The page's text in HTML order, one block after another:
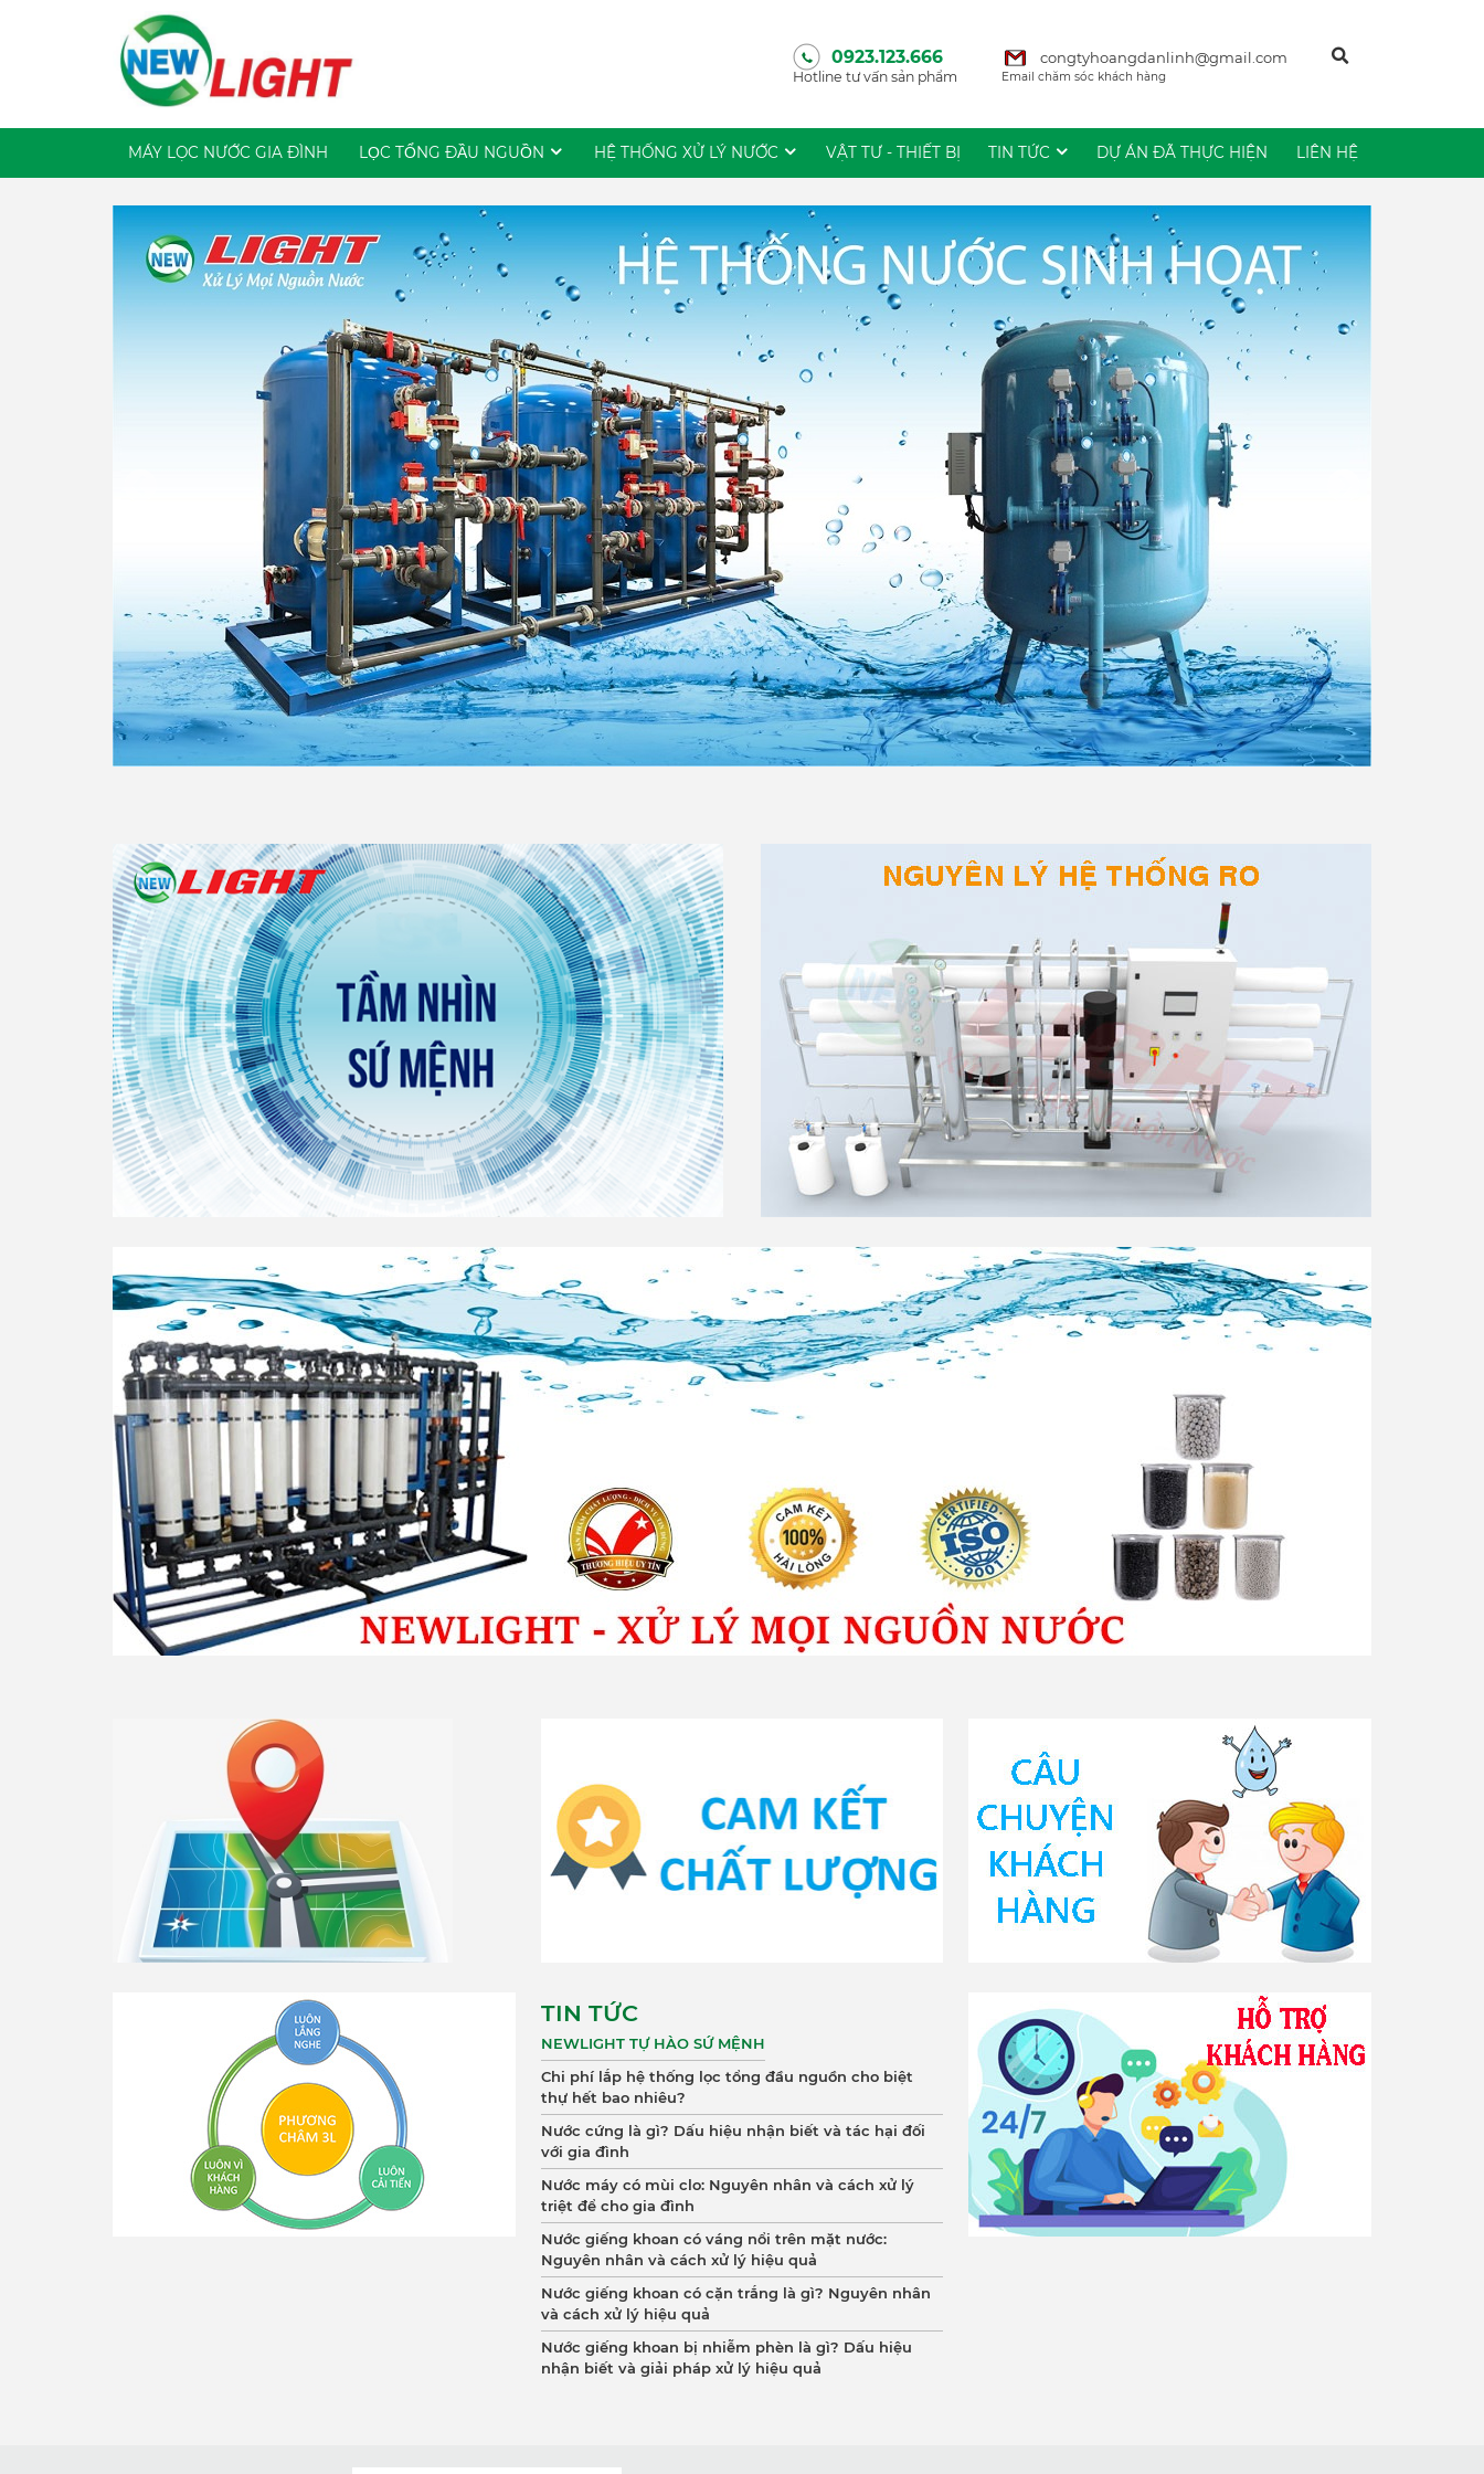
0923.123.666
Hotline tư vấn sản phẩm
congtyhoangdanlinh@gmail.com
Email chăm sóc khách hàng
MÁY LỌC NƯỚC GIA ĐÌNH LỌC TỔNG ĐẦU NGUỒN HỆ THỐNG XỬ LÝ NƯỚC VẬT TƯ - THIẾT BỊ TIN TỨC DỰ ÁN ĐÃ THỰC HIỆN LIÊN HỆ
TIN TỨC
NEWLIGHT TỰ HÀO SỨ MỆNH
Chi phí lắp hệ thống lọc tổng đầu nguồn cho biệt
thự hết bao nhiêu?
Nước cứng là gì? Dấu hiệu nhận biết và tác hại đối
với gia đình
Nước máy có mùi clo: Nguyên nhân và cách xử lý
triệt để cho gia đình
Nước giếng khoan có váng nổi trên mặt nước:
Nguyên nhân và cách xử lý hiệu quả
Nước giếng khoan có cặn trắng là gì? Nguyên nhân
và cách xử lý hiệu quả
Nước giếng khoan bị nhiễm phèn là gì? Dấu hiệu
nhận biết và giải pháp xử lý hiệu quả